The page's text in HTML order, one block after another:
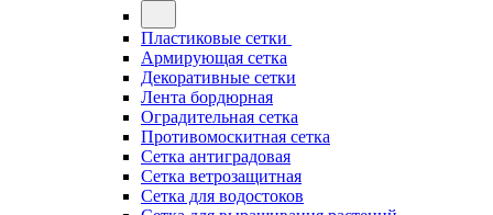
Пластиковые сетки
Армирующая сетка
Декоративные сетки
Лента бордюрная
Оградительная сетка
Противомоскитная сетка
Сетка антиградовая
Сетка ветрозащитная
Сетка для водостоков